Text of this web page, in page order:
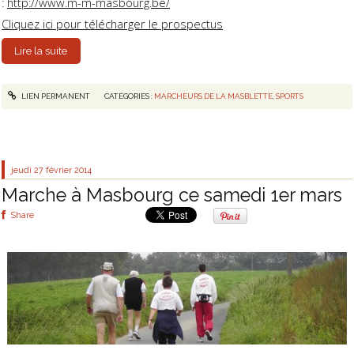
Cliquez ici pour télécharger le prospectus
Lire la suite
LIEN PERMANENT CATÉGORIES : MARCHEURS DE LA MASBLETTE, SPORTS
jeudi 27 février 2014
Marche à Masbourg ce samedi 1er mars
Share